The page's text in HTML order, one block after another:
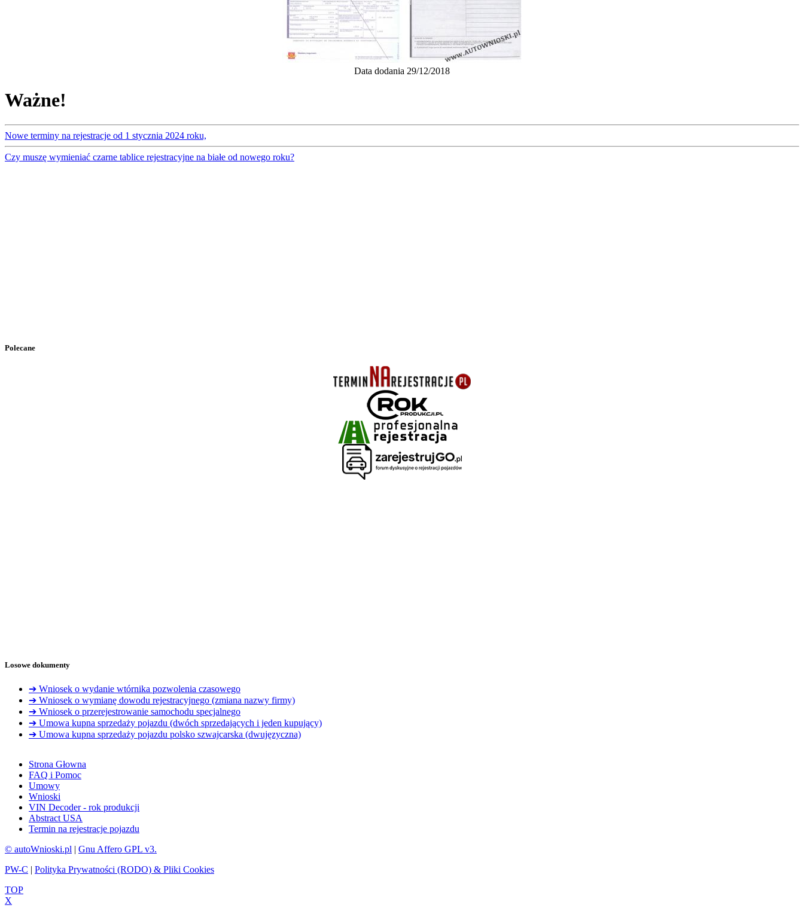
Data dodania 29/12/2018
Ważne!
Nowe terminy na rejestracje od 1 stycznia 2024 roku,
Czy muszę wymieniać czarne tablice rejestracyjne na białe od nowego roku?
Polecane
Losowe dokumenty
➔ Wniosek o wydanie wtórnika pozwolenia czasowego
➔ Wniosek o wymianę dowodu rejestracyjnego (zmiana nazwy firmy)
➔ Wniosek o przerejestrowanie samochodu specjalnego
➔ Umowa kupna sprzedaży pojazdu (dwóch sprzedających i jeden kupujący)
➔ Umowa kupna sprzedaży pojazdu polsko szwajcarska (dwujęzyczna)
Strona Głowna
FAQ i Pomoc
Umowy
Wnioski
VIN Decoder - rok produkcji
Abstract USA
Termin na rejestracje pojazdu
© autoWnioski.pl | Gnu Affero GPL v3.
PW-C | Polityka Prywatności (RODO) & Pliki Cookies
TOP
X